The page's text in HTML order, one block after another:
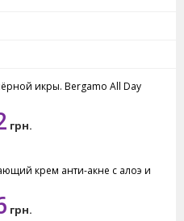
икры. Bergamo All Day
грн.
крем анти-акне с алоэ и
грн.